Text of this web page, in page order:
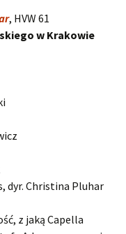
, HVW 61
w Krakowie
dyr. Christina Pluhar
z jaką Capella